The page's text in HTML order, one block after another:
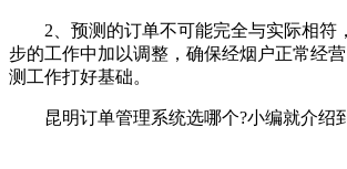
2、预测的订单不可能完全与实际相符，
步的工作中加以调整，确保经烟户正常经
测工作打好基础。
昆明订单管理系统选哪个?小编就介绍到